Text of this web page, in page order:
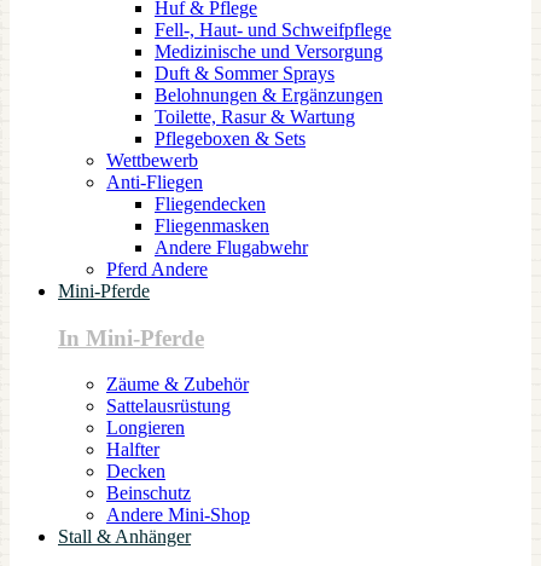
Huf & Pflege
Fell-, Haut- und Schweifpflege
Medizinische und Versorgung
Duft & Sommer Sprays
Belohnungen & Ergänzungen
Toilette, Rasur & Wartung
Pflegeboxen & Sets
Wettbewerb
Anti-Fliegen
Fliegendecken
Fliegenmasken
Andere Flugabwehr
Pferd Andere
Mini-Pferde
In Mini-Pferde
Zäume & Zubehör
Sattelausrüstung
Longieren
Halfter
Decken
Beinschutz
Andere Mini-Shop
Stall & Anhänger